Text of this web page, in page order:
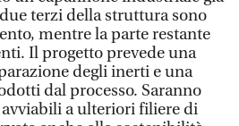
terzi della struttura sono
mentre la parte restante
Il progetto prevede una
degli inerti e una
dal processo. Saranno
a ulteriori filiere di